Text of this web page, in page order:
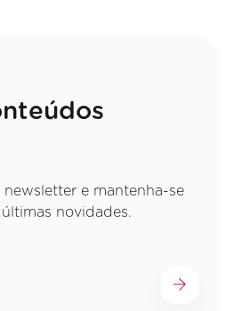
newsletter e mantenha-se
novidades.